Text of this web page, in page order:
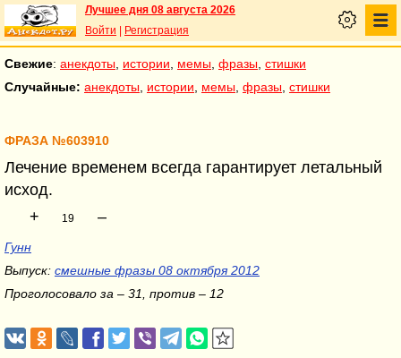
Лучшее дня 08 августа 2026
Войти
Регистрация
Свежие: анекдоты истории мемы фразы стишки
Случайные: анекдоты истории мемы фразы стишки
ФРАЗА №603910
Лечение временем всегда гарантирует летальный
исход.
+
19 –
Гунн
Выпуск: смешные фразы 08 октября 2012
Проголосовало за – 31, против – 12